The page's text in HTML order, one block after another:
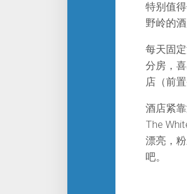
特别值
野岭的
每天固
分房，
店（前
酒店紧
The
漂亮，
吧。